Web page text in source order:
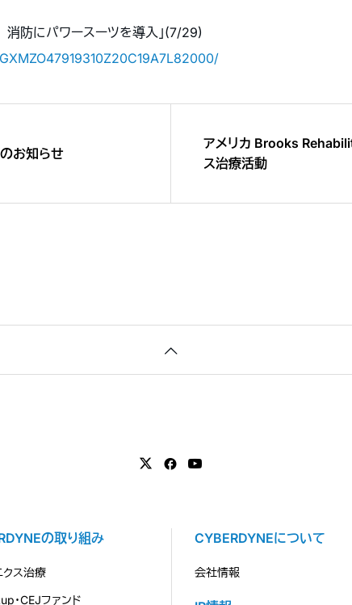
防にパワースーツを導入」(7/29)
お知らせ
アメリカ Brooks
ス治療活動
の取り組み
クス治療
・CEJファンド
CYBERDYNEについて
会社情報